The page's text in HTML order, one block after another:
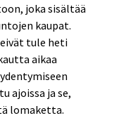
joka sisältää
kaupat.
tule heti
aikaa
ajoissa ja se,
lomaketta.